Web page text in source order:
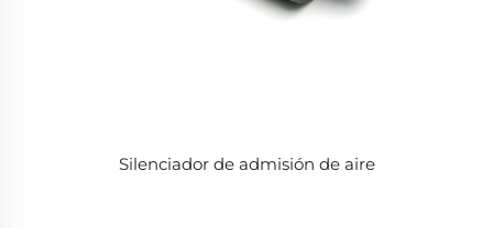
Silenciador de admisión de aire